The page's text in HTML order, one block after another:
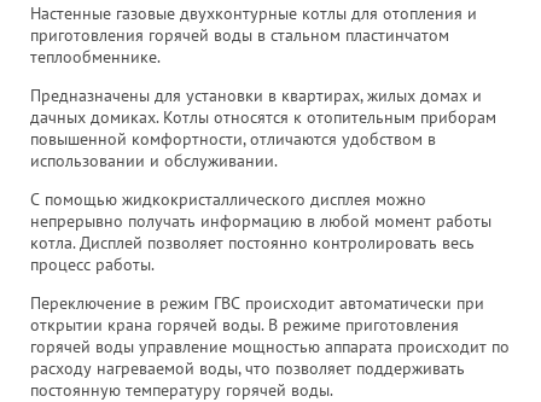
Настенные газовые двухконтурные котлы для отопления и
приготовления горячей воды в стальном пластинчатом
теплообменнике.
Предназначены для установки в квартирах, жилых домах и
дачных домиках. Котлы относятся к отопительным приборам
повышенной комфортности, отличаются удобством в
использовании и обслуживании.
С помощью жидкокристаллического дисплея можно
непрерывно получать информацию в любой момент работы
котла. Дисплей позволяет постоянно контролировать весь
процесс работы.
Переключение в режим ГВС происходит автоматически при
открытии крана горячей воды. В режиме приготовления
горячей воды управление мощностью аппарата происходит по
расходу нагреваемой воды, что позволяет поддерживать
постоянную температуру горячей воды.